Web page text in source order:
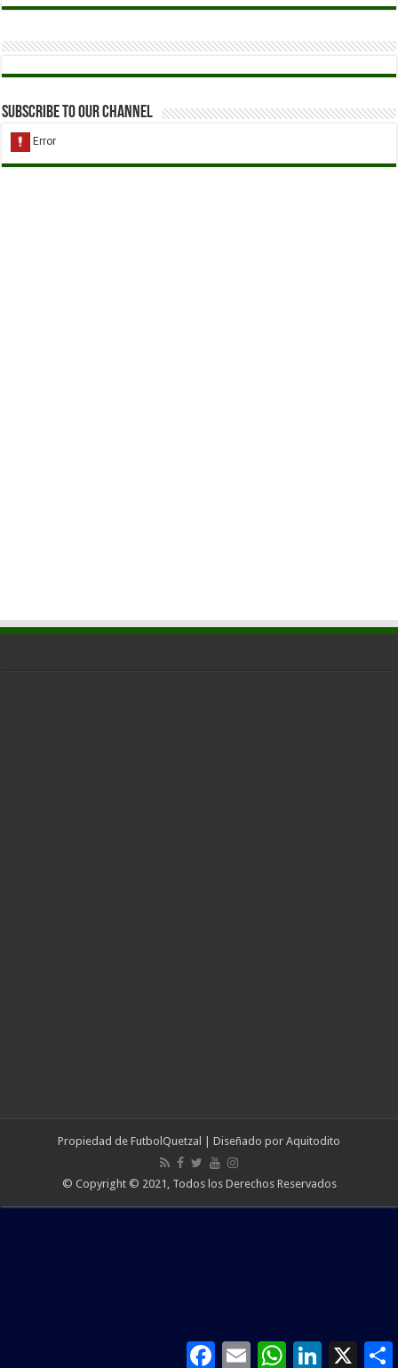
Subscribe to our Channel
Propiedad de FutbolQuetzal | Diseñado por Aquitodito
© Copyright © 2021, Todos los Derechos Reservados
FacebookEmail WhatsAppLinkedIn